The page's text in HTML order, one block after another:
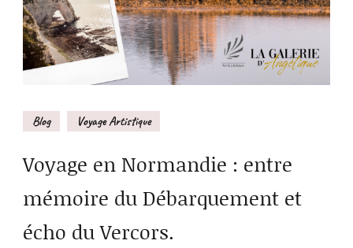
Blog Voyage Artistique
Voyage en Normandie : entre
mémoire du Débarquement et
écho du Vercors.